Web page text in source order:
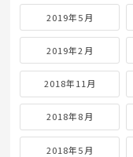
2019年5月
2019年2月
2018年11月
2018年8月
2018年5月